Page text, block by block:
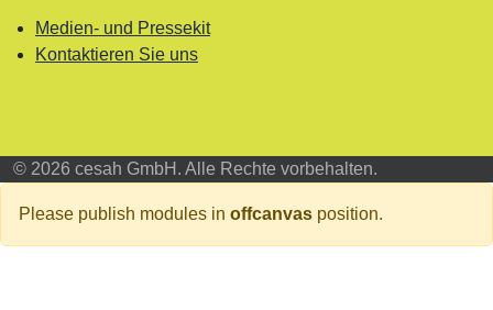
Medien- und Pressekit
Kontaktieren Sie uns
© 2026 cesah GmbH. Alle Rechte vorbehalten.
Please publish modules in offcanvas position.